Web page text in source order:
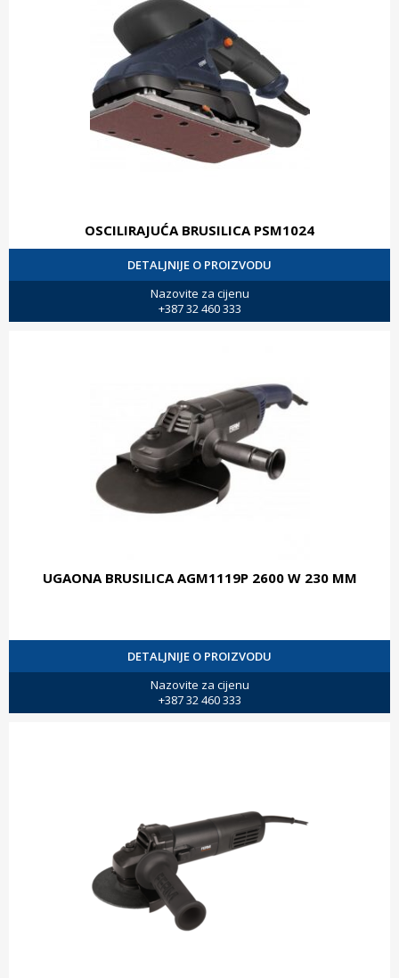
OSCILIRAJUĆA BRUSILICA PSM1024
DETALJNIJE O PROIZVODU
Nazovite za cijenu
+387 32 460 333
UGAONA BRUSILICA AGM1119P 2600 W 230 MM
DETALJNIJE O PROIZVODU
Nazovite za cijenu
+387 32 460 333